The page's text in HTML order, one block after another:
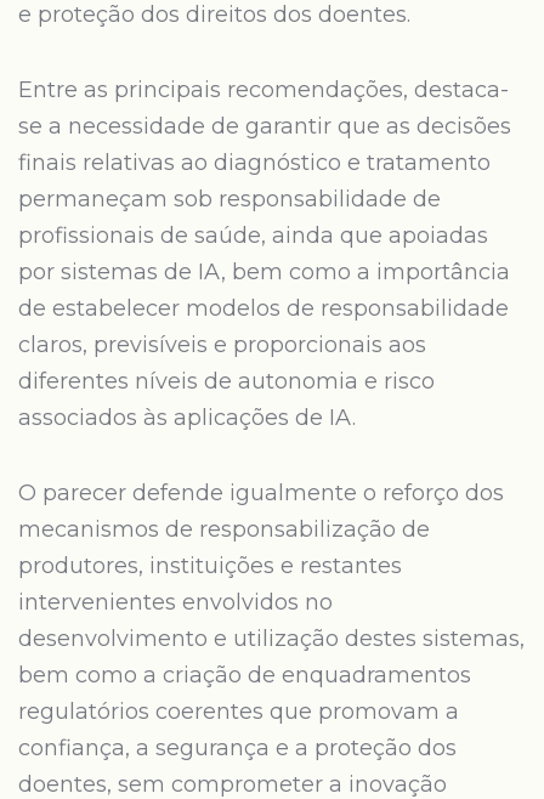
e proteção dos direitos dos doentes.
Entre as principais recomendações, destaca-
se a necessidade de garantir que as decisões
finais relativas ao diagnóstico e tratamento
permaneçam sob responsabilidade de
profissionais de saúde, ainda que apoiadas
por sistemas de IA, bem como a importância
de estabelecer modelos de responsabilidade
claros, previsíveis e proporcionais aos
diferentes níveis de autonomia e risco
associados às aplicações de IA.
O parecer defende igualmente o reforço dos
mecanismos de responsabilização de
produtores, instituições e restantes
intervenientes envolvidos no
desenvolvimento e utilização destes sistemas,
bem como a criação de enquadramentos
regulatórios coerentes que promovam a
confiança, a segurança e a proteção dos
doentes, sem comprometer a inovação